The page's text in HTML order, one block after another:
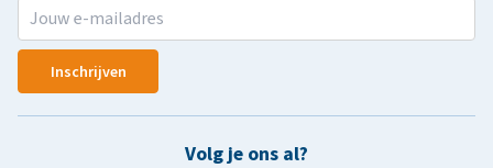
Inschrijven
Volg je ons al?